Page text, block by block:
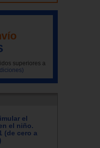
superiores a
el
el niño.
(de cero a